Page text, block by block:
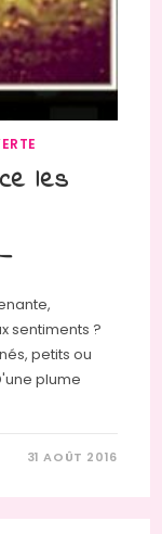
les
sentiments ?
petits ou
plume
31 AOÛT 2016